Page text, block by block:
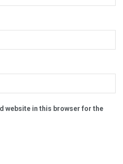
website in this browser for the